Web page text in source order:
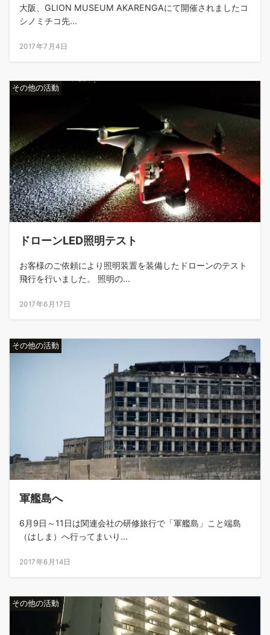
大阪、GLION MUSEUM AKARENGAにて開催されましたコ
シノミチコ先...
2017年7月4日
その他の活動
ドローンLED照明テスト
お客様のご依頼により照明装置を装備したドローンのテスト
飛行を行いました。 照明の...
2017年6月17日
その他の活動
軍艦島へ
6月9日～11日は関連会社の研修旅行で「軍艦島」こと端島
（はしま）へ行ってまいり...
2017年6月14日
その他の活動